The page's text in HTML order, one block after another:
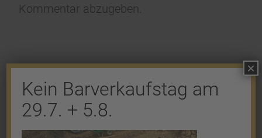
Kommentar abzugeben.
Shop
Kein Barverkaufstag am
29.7. + 5.8.
×